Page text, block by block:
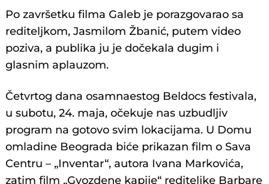
Po završetku filma Galeb je porazgovarao sa
rediteljkom, Jasmilom Žbanić, putem video
poziva, a publika ju je dočekala dugim i
glasnim aplauzom.
Četvrtog dana osamnaestog Beldocs festivala,
u subotu, 24. maja, očekuje nas uzbudljiv
program na gotovo svim lokacijama. U Domu
omladine Beograda biće prikazan film o Sava
Centru – „Inventar“, autora Ivana Markovića,
zatim film „Gvozdene kapije“ rediteljke Barbare